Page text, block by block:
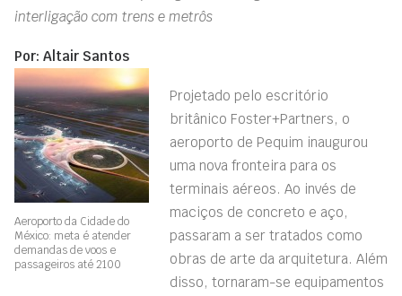
interligação com trens e metrôs
Por: Altair Santos
Aeroporto da Cidade do
México: meta é atender
demandas de voos e
passageiros até 2100
Projetado pelo escritório
britânico Foster+Partners, o
aeroporto de Pequim inaugurou
uma nova fronteira para os
terminais aéreos. Ao invés de
maciços de concreto e aço,
passaram a ser tratados como
obras de arte da arquitetura. Além
disso, tornaram-se equipamentos